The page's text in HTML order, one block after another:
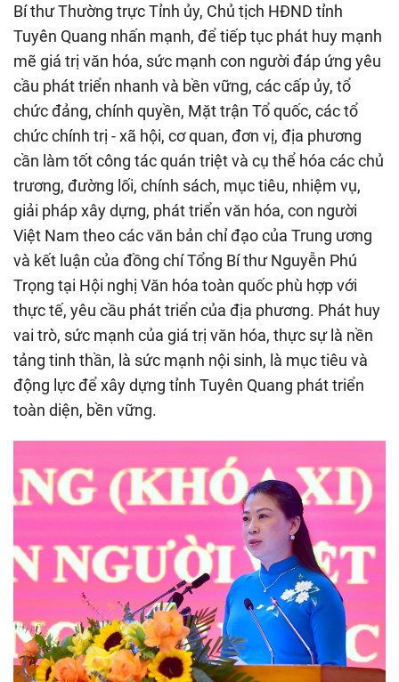
Bí thư Thường trực Tỉnh ủy, Chủ tịch HĐND tỉnh
Tuyên Quang nhấn mạnh, để tiếp tục phát huy mạnh
mẽ giá trị văn hóa, sức mạnh con người đáp ứng yêu
cầu phát triển nhanh và bền vững, các cấp ủy, tổ
chức đảng, chính quyền, Mặt trận Tổ quốc, các tổ
chức chính trị - xã hội, cơ quan, đơn vị, địa phương
cần làm tốt công tác quán triệt và cụ thể hóa các chủ
trương, đường lối, chính sách, mục tiêu, nhiệm vụ,
giải pháp xây dựng, phát triển văn hóa, con người
Việt Nam theo các văn bản chỉ đạo của Trung ương
và kết luận của đồng chí Tổng Bí thư Nguyễn Phú
Trọng tại Hội nghị Văn hóa toàn quốc phù hợp với
thực tế, yêu cầu phát triển của địa phương. Phát huy
vai trò, sức mạnh của giá trị văn hóa, thực sự là nền
tảng tinh thần, là sức mạnh nội sinh, là mục tiêu và
động lực để xây dựng tỉnh Tuyên Quang phát triển
toàn diện, bền vững.